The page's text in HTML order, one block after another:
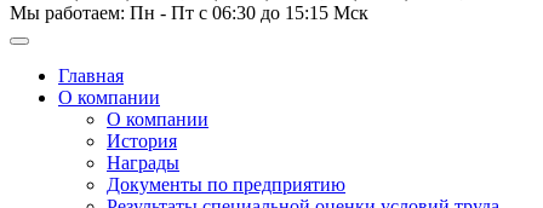
Мы работаем: Пн - Пт с 06:30 до 15:15 Мск
Главная
О компании
О компании
История
Награды
Документы по предприятию